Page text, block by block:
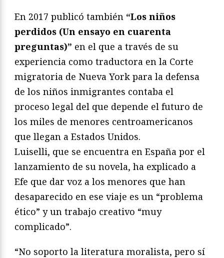
En 2017 publicó también “Los niños
perdidos (Un ensayo en cuarenta
preguntas)” en el que a través de su
experiencia como traductora en la Corte
migratoria de Nueva York para la defensa
de los niños inmigrantes contaba el
proceso legal del que depende el futuro de
los miles de menores centroamericanos
que llegan a Estados Unidos.
Luiselli, que se encuentra en España por el
lanzamiento de su novela, ha explicado a
Efe que dar voz a los menores que han
desaparecido en ese viaje es un “problema
ético” y un trabajo creativo “muy
complicado”.
“No soporto la literatura moralista, pero sí